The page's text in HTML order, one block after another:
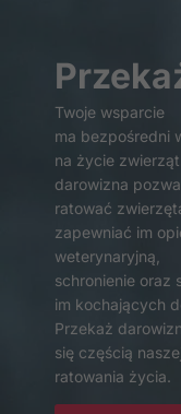
Twoje wsparcie
ma bezpośredni
na życie
darowizna
ratować
zapewniać im
weterynaryjną,
schronienie oraz
im kochających
Przekaż
się częścią
ratowania życia.